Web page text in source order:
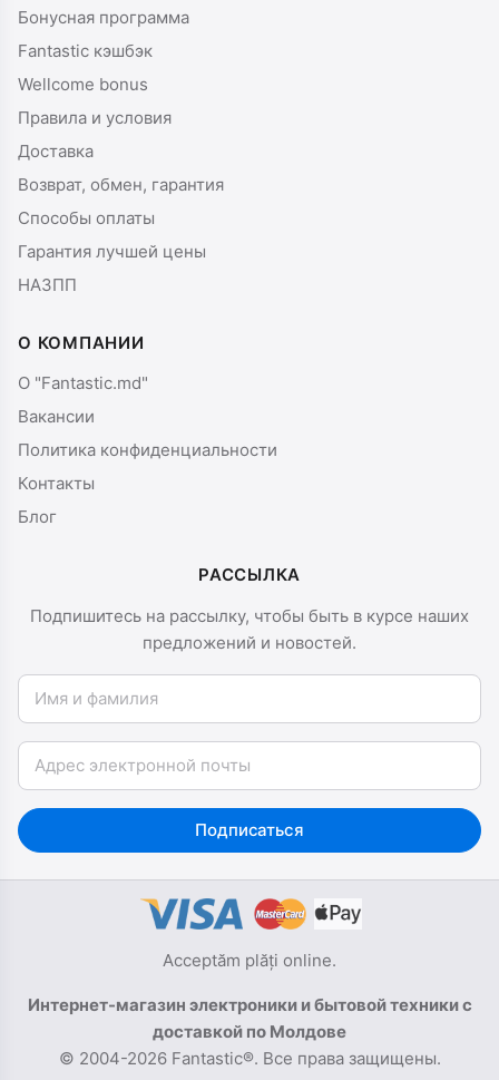
Бонусная программа
Fantastic кэшбэк
Wellcome bonus
Правила и условия
Доставка
Возврат, обмен, гарантия
Способы оплаты
Гарантия лучшей цены
НАЗПП
О КОМПАНИИ
О "Fantastic.md"
Вакансии
Политика конфиденциальности
Контакты
Блог
РАССЫЛКА
Подпишитесь на рассылку, чтобы быть в курсе наших
предложений и новостей.
Имя и фамилия
Email
Подписаться
Acceptăm plăți online.
Интернет-магазин электроники и бытовой техники с
доставкой по Молдове
© 2004-2026 Fantastic®. Все права защищены.